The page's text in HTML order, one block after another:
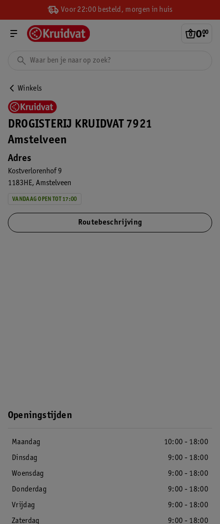
Voor 22:00 besteld, morgen in huis
0.
00
Winkels
DROGISTERIJ KRUIDVAT 7921
Amstelveen
Adres
Kostverlorenhof 9
1183HE Amstelveen
VANDAAG OPEN TOT 17:00
Routebeschrijving
Openingstijden
Maandag
10:00 - 18:00
Dinsdag
9:00 - 18:00
Woensdag
9:00 - 18:00
Donderdag
9:00 - 18:00
Vrijdag
9:00 - 18:00
Zaterdag
9:00 - 18:00